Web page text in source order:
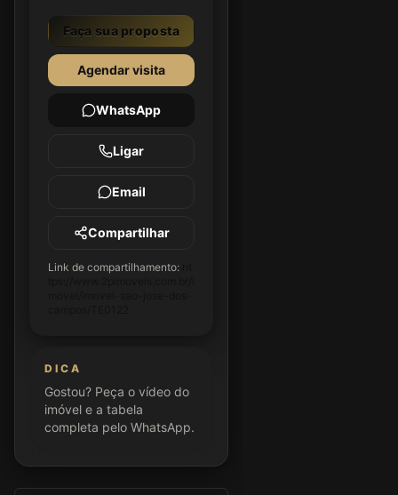
Faça sua proposta
Agendar visita
WhatsApp
Ligar
Email
Compartilhar
Link de compartilhamento:
DICA
Gostou? Peça o vídeo do
imóvel e a tabela
completa pelo WhatsApp.